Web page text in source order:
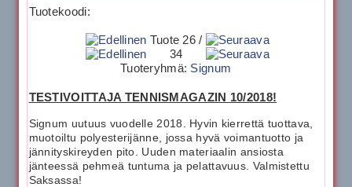
Tuotekoodi:
Tuote 26 /
34
Tuoteryhmä: Signum
TESTIVOITTAJA TENNISMAGAZIN 10/2018!
Signum uutuus vuodelle 2018. Hyvin kierrettä tuottava,
muotoiltu polyesterijänne, jossa hyvä voimantuotto ja
jännityskireyden pito. Uuden materiaalin ansiosta
jänteessä pehmeä tuntuma ja pelattavuus. Valmistettu
Saksassa!